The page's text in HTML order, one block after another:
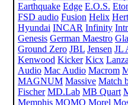
Earthquake Edge E.O.S.
FSD audio Fusion Helix
Hyundai INCAR Infinity
Genesis German Maestro
Ground Zero JBL Jensen JL
Kenwood Kicker Kicx
Audio Mac Audio Macrom
MAGNUM Massive Match
Fischer MD.Lab MB Quart
Memphis MOMO Morel